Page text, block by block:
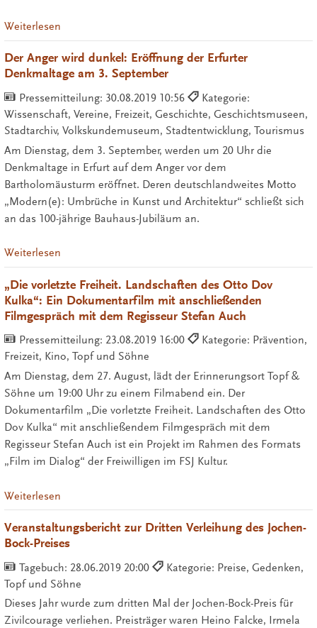
Weiterlesen
Der Anger wird dunkel: Eröffnung der Erfurter
Denkmaltage am 3. September
Pressemitteilung: 30.08.2019 10:56
Kategorie:
Wissenschaft, Vereine, Freizeit, Geschichte, Geschichtsmuseen,
Stadtarchiv, Volkskundemuseum, Stadtentwicklung, Tourismus
Am Dienstag, dem 3. September, werden um 20 Uhr die
Denkmaltage in Erfurt auf dem Anger vor dem
Bartholomäusturm eröffnet. Deren deutschlandweites Motto
„Modern(e): Umbrüche in Kunst und Architektur“ schließt sich
an das 100-jährige Bauhaus-Jubiläum an.
Weiterlesen
„Die vorletzte Freiheit. Landschaften des Otto Dov
Kulka“: Ein Dokumentarfilm mit anschließenden
Filmgespräch mit dem Regisseur Stefan Auch
Pressemitteilung: 23.08.2019 16:00
Kategorie: Prävention,
Freizeit, Kino, Topf und Söhne
Am Dienstag, dem 27. August, lädt der Erinnerungsort Topf &
Söhne um 19:00 Uhr zu einem Filmabend ein. Der
Dokumentarfilm „Die vorletzte Freiheit. Landschaften des Otto
Dov Kulka“ mit anschließendem Filmgespräch mit dem
Regisseur Stefan Auch ist ein Projekt im Rahmen des Formats
„Film im Dialog“ der Freiwilligen im FSJ Kultur.
Weiterlesen
Veranstaltungsbericht zur Dritten Verleihung des Jochen-
Bock-Preises
Tagebuch: 28.06.2019 20:00
Kategorie: Preise, Gedenken,
Topf und Söhne
Dieses Jahr wurde zum dritten Mal der Jochen-Bock-Preis für
Zivilcourage verliehen. Preisträger waren Heino Falcke, Irmela